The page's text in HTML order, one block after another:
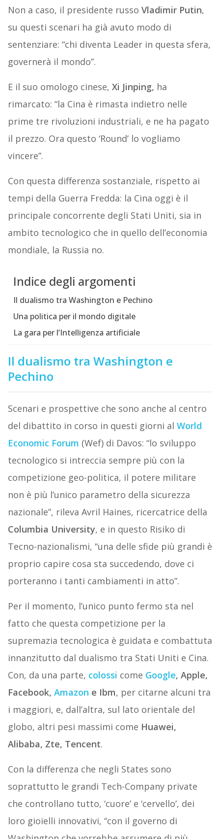
Non a caso, il presidente russo Vladimir Putin,
su questi scenari ha già avuto modo di
sentenziare: “chi diventa Leader in questa sfera,
governerà il mondo”.
E il suo omologo cinese, Xi Jinping, ha
rimarcato: “la Cina è rimasta indietro nelle
prime tre rivoluzioni industriali, e ne ha pagato
il prezzo. Ora questo ‘Round’ lo vogliamo
vincere”.
Con questa differenza sostanziale, rispetto ai
tempi della Guerra Fredda: la Cina oggi è il
principale concorrente degli Stati Uniti, sia in
ambito tecnologico che in quello dell’economia
mondiale, la Russia no.
Indice degli argomenti
Il dualismo tra Washington e Pechino
Una politica per il mondo digitale
La gara per l’Intelligenza artificiale
Il dualismo tra Washington e
Pechino
Scenari e prospettive che sono anche al centro
del dibattito in corso in questi giorni al World
Economic Forum (Wef) di Davos: “lo sviluppo
tecnologico si intreccia sempre più con la
competizione geo-politica, il potere militare
non è più l’unico parametro della sicurezza
nazionale”, rileva Avril Haines, ricercatrice della
Columbia University, e in questo Risiko di
Tecno-nazionalismi, “una delle sfide più grandi è
proprio capire cosa sta succedendo, dove ci
porteranno i tanti cambiamenti in atto”.
Per il momento, l’unico punto fermo sta nel
fatto che questa competizione per la
supremazia tecnologica è guidata e combattuta
innanzitutto dal dualismo tra Stati Uniti e Cina.
Con, da una parte, colossi come Google, Apple,
Facebook, Amazon e Ibm, per citarne alcuni tra
i maggiori, e, dall’altra, sul lato orientale del
globo, altri pesi massimi come Huawei,
Alibaba, Zte, Tencent.
Con la differenza che negli States sono
soprattutto le grandi Tech-Company private
che controllano tutto, ‘cuore’ e ‘cervello’, dei
loro gioielli innovativi, “con il governo di